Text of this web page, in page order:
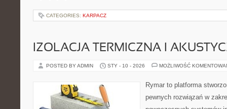
CATEGORIES: KARPACZ
IZOLACJA TERMICZNA I
POSTED BY ADMIN STY - 10 - 2026 MOŻLIWOŚĆ
Rymar to platforma
pewnych rozwiązań w